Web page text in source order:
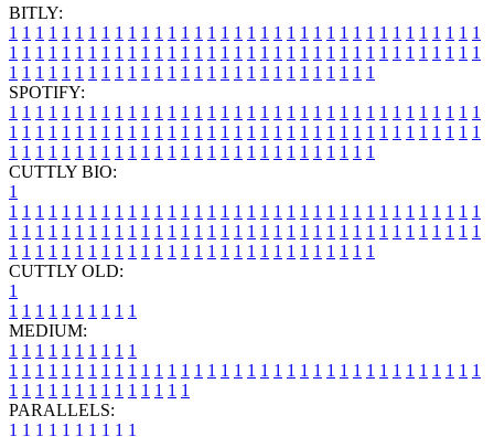
BITLY:
1 1 1 1 1 1 1 1 1 1 1 1 1 1 1 1 1 1 1 1 1 1 1 1 1 1 1 1 1 1 1 1 1 1 1 1
1 1 1 1 1 1 1 1 1 1 1 1 1 1 1 1 1 1 1 1 1 1 1 1 1 1 1 1 1 1 1 1 1 1 1 1
1 1 1 1 1 1 1 1 1 1 1 1 1 1 1 1 1 1 1 1 1 1 1 1 1 1 1 1
SPOTIFY:
1 1 1 1 1 1 1 1 1 1 1 1 1 1 1 1 1 1 1 1 1 1 1 1 1 1 1 1 1 1 1 1 1 1 1 1
1 1 1 1 1 1 1 1 1 1 1 1 1 1 1 1 1 1 1 1 1 1 1 1 1 1 1 1 1 1 1 1 1 1 1 1
1 1 1 1 1 1 1 1 1 1 1 1 1 1 1 1 1 1 1 1 1 1 1 1 1 1 1 1
CUTTLY BIO:
1
1 1 1 1 1 1 1 1 1 1 1 1 1 1 1 1 1 1 1 1 1 1 1 1 1 1 1 1 1 1 1 1 1 1 1 1
1 1 1 1 1 1 1 1 1 1 1 1 1 1 1 1 1 1 1 1 1 1 1 1 1 1 1 1 1 1 1 1 1 1 1 1
1 1 1 1 1 1 1 1 1 1 1 1 1 1 1 1 1 1 1 1 1 1 1 1 1 1 1 1
CUTTLY OLD:
1
1 1 1 1 1 1 1 1 1 1
MEDIUM:
1 1 1 1 1 1 1 1 1 1
1 1 1 1 1 1 1 1 1 1 1 1 1 1 1 1 1 1 1 1 1 1 1 1 1 1 1 1 1 1 1 1 1 1 1 1
1 1 1 1 1 1 1 1 1 1 1 1 1 1
PARALLELS:
1 1 1 1 1 1 1 1 1 1